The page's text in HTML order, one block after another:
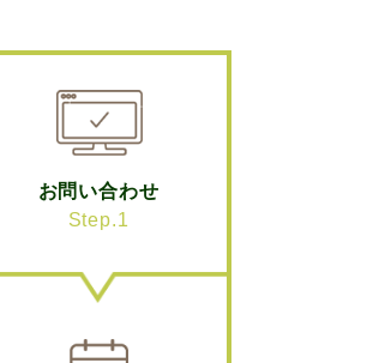
お問い合わせ
Step.1